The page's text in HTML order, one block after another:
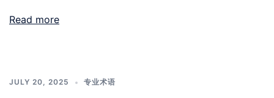
Read more
JULY 20, 2025 专业术语